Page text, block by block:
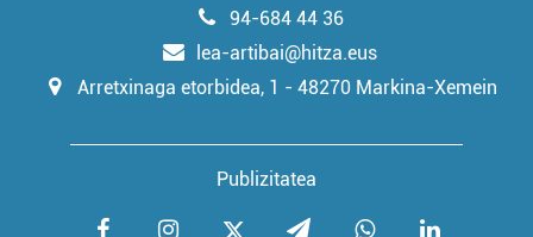
94-684 44 36
lea-artibai@hitza.eus
Arretxinaga etorbidea, 1 - 48270 Markina-Xemein
Publizitatea